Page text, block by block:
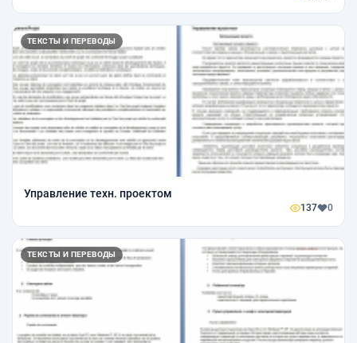
ТЕКСТЫ И ПЕРЕВОДЫ
Управление техн. проектом
137 0
ТЕКСТЫ И ПЕРЕВОДЫ